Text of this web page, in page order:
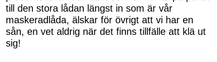
till den stora lådan längst in som är vår
maskeradlåda, älskar för övrigt att vi har en
sån, en vet aldrig när det finns tillfälle att klä ut
sig!